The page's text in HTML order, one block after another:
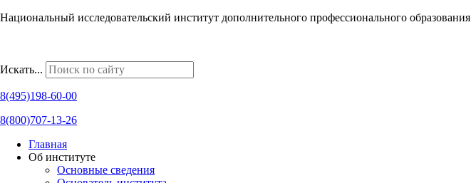
Национальный исследовательский институт дополнительного профессионального образования
Искать...
8(495)198-60-00
8(800)707-13-26
Главная
Об институте
Основные сведения